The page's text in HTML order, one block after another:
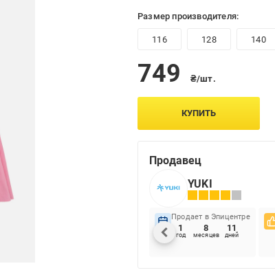
Размер производителя:
116 128 140
749 ₴/шт.
КУПИТЬ
Продавец
YUKI
Продает в Эпицентре
1
год
8
месяцев
11
дней